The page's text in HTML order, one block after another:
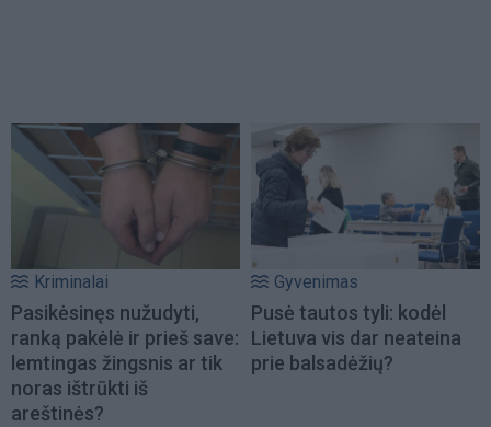
Kriminalai
Pasikėsinęs nužudyti,
ranką pakėlė ir prieš save:
lemtingas žingsnis ar tik
noras ištrūkti iš
areštinės?
Gyvenimas
Pusė tautos tyli: kodėl
Lietuva vis dar neateina
prie balsadėžių?